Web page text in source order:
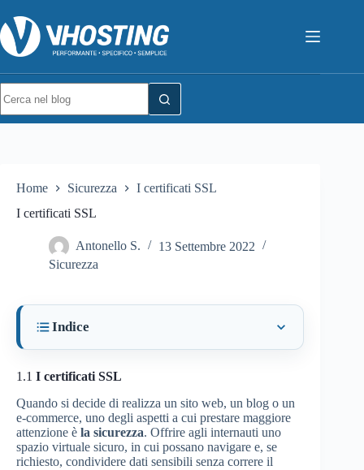
Home Sicurezza
I certificati SSL
I certificati SSL
Antonello S.
13 Settembre 2022
Sicurezza
Indice
1.1 I certificati SSL
Quando si decide di realizza un sito web, un blog o un
e-commerce, uno degli aspetti a cui prestare maggiore
attenzione è la sicurezza. Offrire agli internauti uno
spazio virtuale sicuro, in cui possano navigare e, se
richiesto, condividere dati sensibili senza correre il